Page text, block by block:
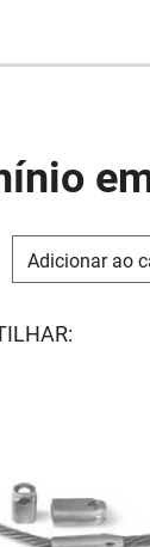
Adicionar ao